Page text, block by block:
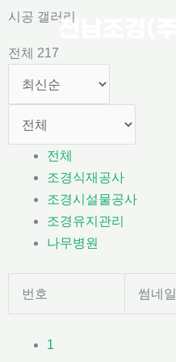
콘
츠
뛰
시공 갤러리
전체 217
전체
조경식재공사
조경시설물공사
조경유지관리
나무병원
번호 썸네일
1